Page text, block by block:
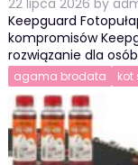
22 lipca 2026 by
Keepguard
kompromisów
rozwiązanie dla
agama brodata kot